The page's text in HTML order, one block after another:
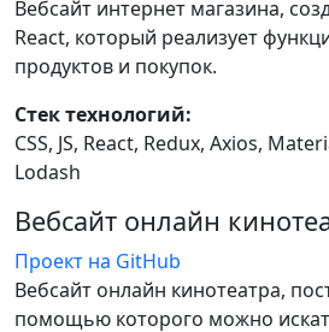
Вебсайт интернет магазина,
React, который реализует
продуктов и покупок.
Стек технологий:
CSS, JS, React, Redux, Axios,
Lodash
Вебсайт онлайн
Проект на GitHub
Вебсайт онлайн кинотеатра,
помощью которого можно